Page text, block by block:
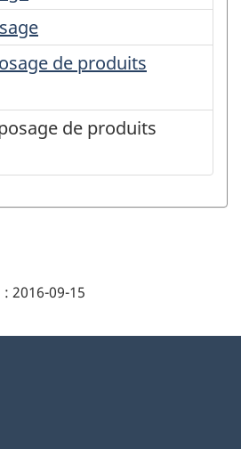
de produits
de produits
: 2016-09-15